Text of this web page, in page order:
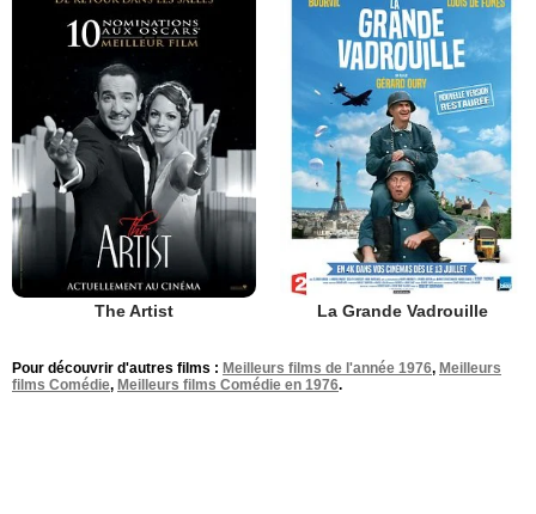
The Artist La Grande Vadrouille
Pour découvrir d'autres films : Meilleurs films de l'année 1976, Meilleurs
films Comédie, Meilleurs films Comédie en 1976.